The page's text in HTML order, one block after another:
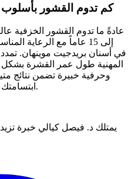
كم تدوم القشور بأسلوب
إلى 15 عاماً مع الرعاية
في أسنان بريدجيت موينهان. تمدد
المهنية طول عمر القشرة بشكل
وحرفية خبيرة تضمن نتائج
ابتسامتك الجديرة بالمشاهير لسنوات قادمة.